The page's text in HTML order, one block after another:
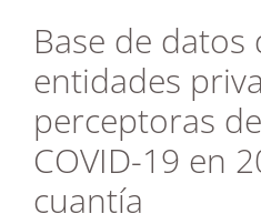
Base de datos
entidades
perceptoras
COVID-19 en
cuantía